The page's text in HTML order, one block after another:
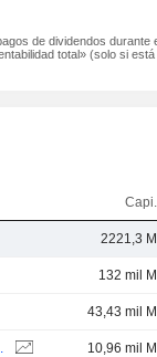
de dividendos
total» (solo si está
Capi.
2221,3 M
132 mil M
43,43 mil M
10,96 mil M